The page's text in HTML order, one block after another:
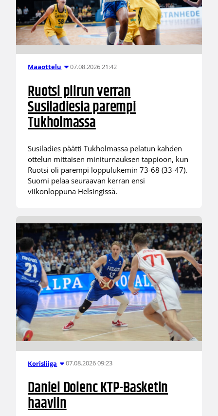
Maaottelu 07.08.2026 21:42
Ruotsi piirun verran
Susiladiesia parempi
Tukholmassa
Susiladies päätti Tukholmassa pelatun kahden
ottelun mittaisen miniturnauksen tappioon, kun
Ruotsi oli parempi loppulukemin 73-68 (33-47).
Suomi pelaa seuraavan kerran ensi
viikonloppuna Helsingissä.
Korisliiga 07.08.2026 09:23
Daniel Dolenc KTP-Basketin
haaviin